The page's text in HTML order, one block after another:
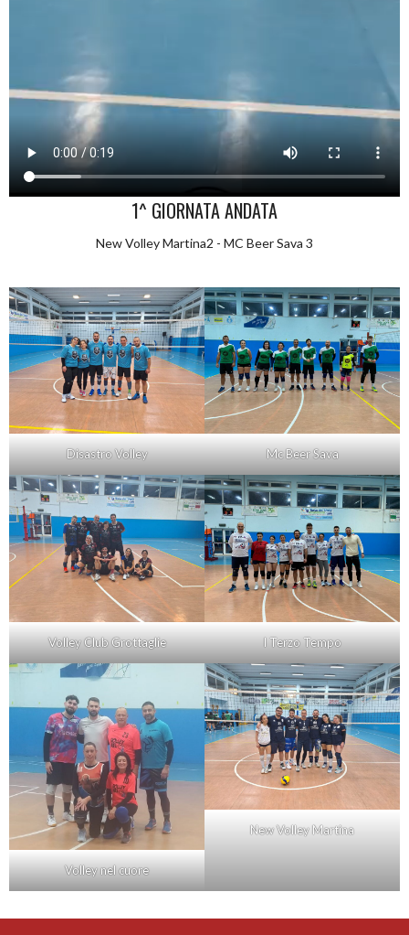
1^ GIORNATA ANDATA
New Volley Martina2 - MC Beer Sava 3
Disastro Volley Mc Beer Sava
Volley Club Grottaglie I Terzo Tempo
Volley nel cuore
New Volley Martina